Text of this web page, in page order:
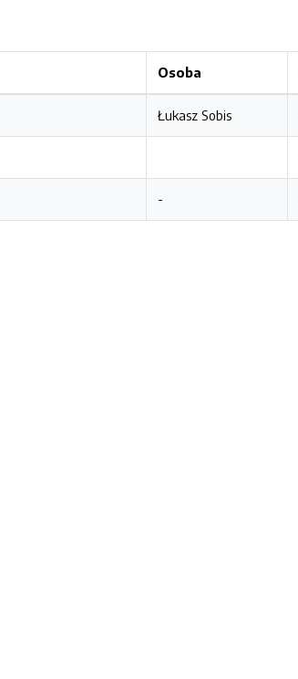
Osoba
Łukasz Sobis
-